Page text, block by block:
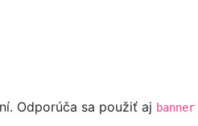
Odporúča sa použiť aj